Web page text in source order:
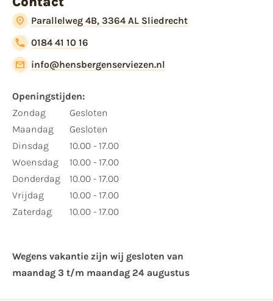
Parallelweg 4B, 3364 AL Sliedrecht
0184 41 10 16
info@hensbergenserviezen.nl
Openingstijden:
Zondag
Maandag
Dinsdag
Woensdag
Donderdag
Vrijdag
Zaterdag
Gesloten
Gesloten
10.00 - 17.00
10.00 - 17.00
10.00 - 17.00
10.00 - 17.00
10.00 - 17.00
Wegens vakantie zijn wij gesloten van ​
maandag 3 t/m maandag 24 augustus